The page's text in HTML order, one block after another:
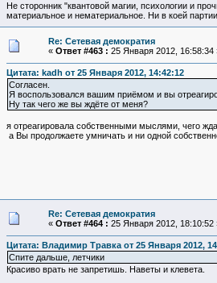
Не сторонник "квантовой магии, психологии и
материальное и нематериальное. Ни в коей
Re: Сетевая демократия
« Ответ #463 : 25 Января 2012, 16:58:34
Цитата: kadh от 25 Января 2012, 14:42:12
Согласен.
Я воспользовался вашим приёмом и вы
Ну так чего же вы ждёте от меня?
я отреагировала собственными мыслями, чего
а Вы продолжаете умничать и ни одной
Re: Сетевая демократия
« Ответ #464 : 25 Января 2012, 18:10:52
Цитата: Владимир Травка от 25 Января 2012,
Спите дальше, летчики
Красиво врать не запретишь. Наветы и клевета.